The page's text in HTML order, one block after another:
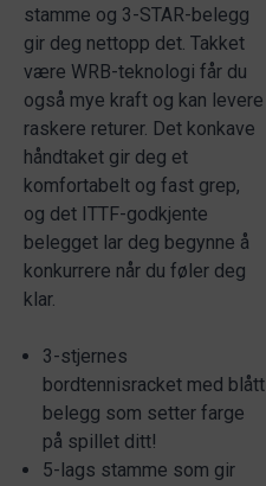
stamme og 3-STAR-belegg
gir deg nettopp det. Takket
være WRB-teknologi får du
også mye kraft og kan levere
raskere returer. Det konkave
håndtaket gir deg et
komfortabelt og fast grep,
og det ITTF-godkjente
belegget lar deg begynne å
konkurrere når du føler deg
klar.
3-stjernes
bordtennisracket med blått
belegg som setter farge
på spillet ditt!
5-lags stamme som gir